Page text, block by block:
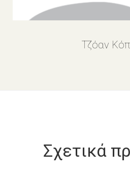
Τζόαν
Σχετικά